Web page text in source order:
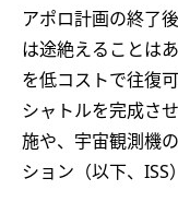
アポロ計画の終了
は途絶えることは
を低コストで往復
シャトルを完成さ
施や、宇宙観測機
ション（以下、ISS